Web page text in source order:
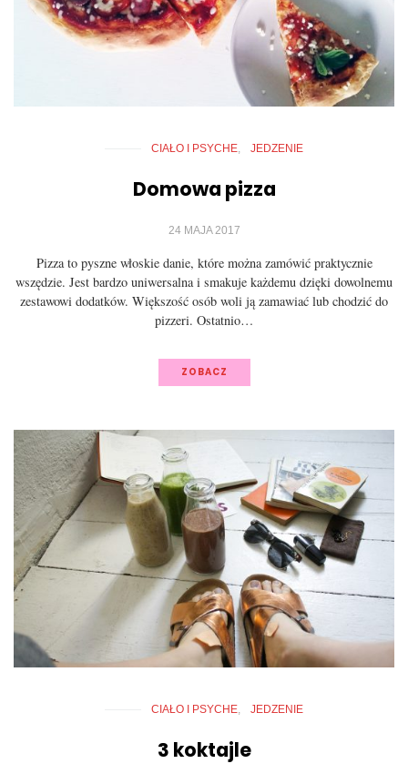
CIAŁO I PSYCHE JEDZENIE
Domowa pizza
24 MAJA 2017
Pizza to pyszne włoskie danie, które można zamówić praktycznie
wszędzie. Jest bardzo uniwersalna i smakuje każdemu dzięki dowolnemu
zestawowi dodatków. Większość osób woli ją zamawiać lub chodzić do
pizzeri. Ostatnio…
ZOBACZ
CIAŁO I PSYCHE JEDZENIE
3 koktajle